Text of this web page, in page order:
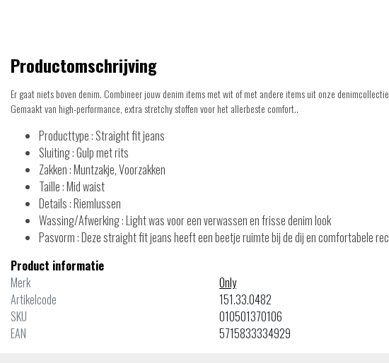
Productomschrijving
Er gaat niets boven denim. Combineer jouw denim items met wit of met andere items uit onze
Gemaakt van high-performance, extra stretchy stoffen voor het allerbeste comfort..
Producttype : Straight fit jeans
Sluiting : Gulp met rits
Zakken : Muntzakje, Voorzakken
Taille : Mid waist
Details : Riemlussen
Wassing/Afwerking : Light was voor een verwassen en frisse denim look
Pasvorm : Deze straight fit jeans heeft een beetje ruimte bij de dij en comfortabele
Product informatie
Merk
Only
Artikelcode
151.33.0482
SKU
010501370106
EAN
5715833334929